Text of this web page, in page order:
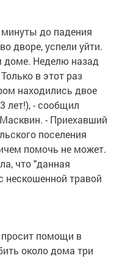
до падения
дворе, успели уйти.
доме. Неделю назад
в этот раз
находились двое
лет!), - сообщил
- Приехавший
поселения
помочь не может.
что "данная
нескошенной травой
просит помощи в
около дома три